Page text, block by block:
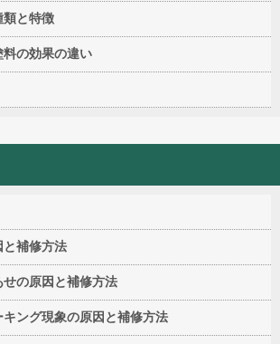
類と特徴
料の効果の違い
と補修方法
の原因と補修方法
ング現象の原因と補修方法